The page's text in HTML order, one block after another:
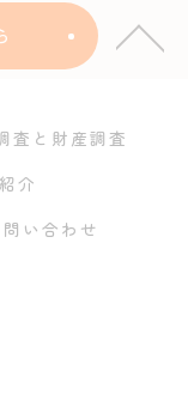
査と財産調査
介
問い合わせ